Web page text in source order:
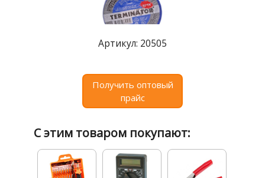
Артикул: 20505
Получить оптовый
прайс
С этим товаром покупают: